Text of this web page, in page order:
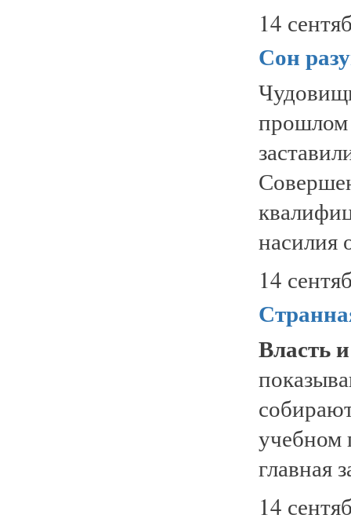
14
Сон
насилия
14
Власть
учебном
главная
14